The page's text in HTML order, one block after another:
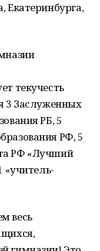
Екатеринбурга,
текучесть
3 Заслуженных
РБ, 5
РФ, 5
РФ «Лучший
«учитель-
весь